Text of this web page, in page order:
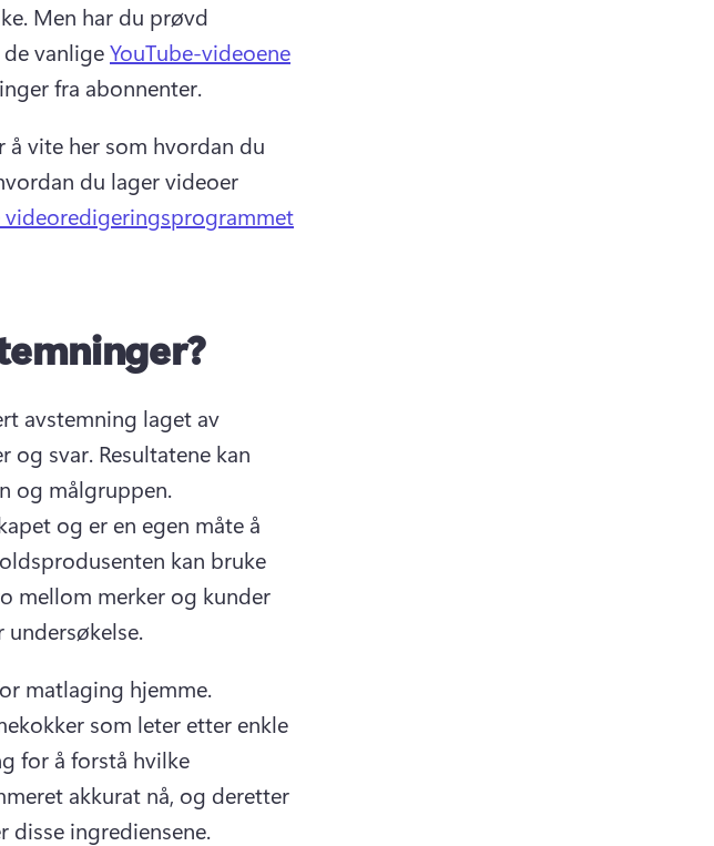
Men har du prøvd
vanlige YouTube-videoene
fra abonnenter.
å vite her som hvordan du
du lager videoer
avstemning laget av
og svar. Resultatene kan
og er en egen måte å
kan bruke
mellom merker og kunder
som leter etter enkle
for å forstå hvilke
akkurat nå, og deretter
disse ingrediensene.